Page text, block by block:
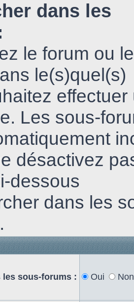
dans les
le forum ou
le(s)quel(s)
effectuer
Les sous-
désactivez
dessous
dans les
les sous-forums : Oui Non